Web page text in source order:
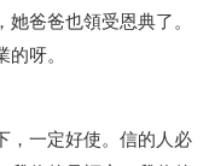
爸爸也領受恩典了。
呀。
，一定好使。信的人必